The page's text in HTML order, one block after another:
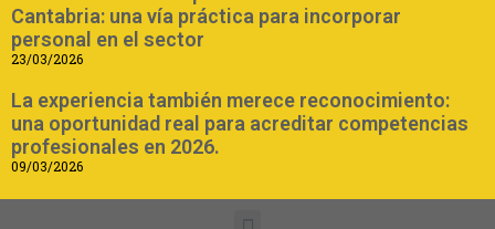
Cantabria: una vía práctica para incorporar
personal en el sector
23/03/2026
La experiencia también merece reconocimiento:
una oportunidad real para acreditar competencias
profesionales en 2026.
09/03/2026